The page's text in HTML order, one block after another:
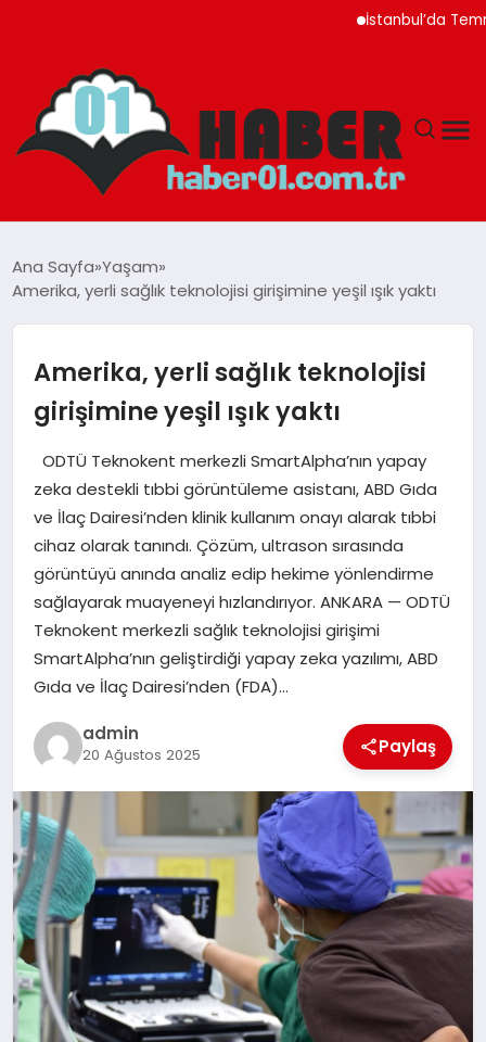
İstanbul’da Temmuz
ADANA
YAŞAM
GÜNDEM
EĞITIM
TEKNOLOJI
Ana Sayfa Yaşam
Amerika, yerli sağlık teknolojisi girişimine yeşil ışık yaktı
Amerika, yerli sağlık teknolojisi
girişimine yeşil ışık yaktı
ODTÜ Teknokent merkezli SmartAlpha’nın yapay
zeka destekli tıbbi görüntüleme asistanı, ABD Gıda
ve İlaç Dairesi’nden klinik kullanım onayı alarak tıbbi
cihaz olarak tanındı. Çözüm, ultrason sırasında
görüntüyü anında analiz edip hekime yönlendirme
sağlayarak muayeneyi hızlandırıyor. ANKARA — ODTÜ
Teknokent merkezli sağlık teknolojisi girişimi
SmartAlpha’nın geliştirdiği yapay zeka yazılımı, ABD
Gıda ve İlaç Dairesi’nden (FDA)…
admin
20 Ağustos 2025 Paylaş